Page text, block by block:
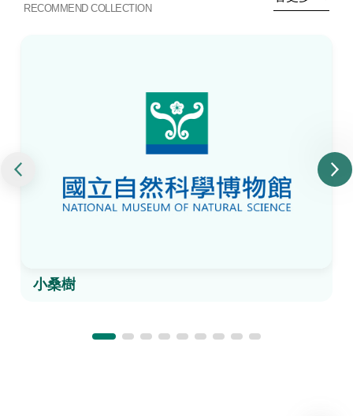
RECOMMEND COLLECTION
小桑樹